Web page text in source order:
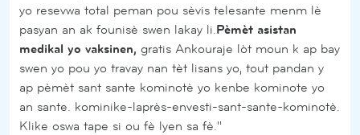
yo resevwa total peman pou sèvis telesante menm lè
pasyan an ak founisè swen lakay li.Pèmèt asistan
medikal yo vaksinen, gratis Ankouraje lòt moun k ap bay
swen yo pou yo travay nan tèt lisans yo, tout pandan y
ap pèmèt sant sante kominotè yo kenbe kominote yo
an sante. kominike-laprès-envesti-sant-sante-kominotè.
Klike oswa tape si ou fè lyen sa fè."